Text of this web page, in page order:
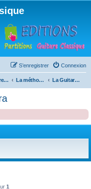
Connexion
S’enregistrer
La guitare : instrument, cours et théorie La méthode à Paulo La Guitare, Paulo da Fontoura
1